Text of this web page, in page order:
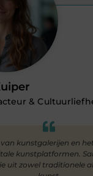
&
van kunstgalerijen en
kunstplatformen.
uit zowel traditionele